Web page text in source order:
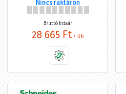
Nincs raktáron
Bruttó listaár
28 665 Ft / db